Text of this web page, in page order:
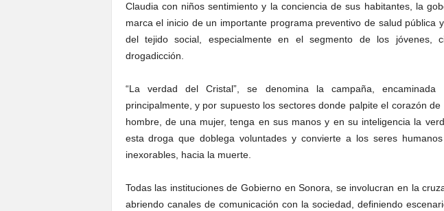
Claudia con niños sentimiento y la conciencia de sus habitantes, la
marca el inicio de un importante programa preventivo de salud pública
del tejido social, especialmente en el segmento de los jóvenes,
drogadicción.
“La verdad del Cristal”, se denomina la campaña,
principalmente, y por supuesto los sectores donde palpite el corazón
hombre, de una mujer, tenga en sus manos y en su inteligencia la
esta droga que doblega voluntades y convierte a los seres
inexorables, hacia la muerte.
Todas las instituciones de Gobierno en Sonora, se involucran en la
abriendo canales de comunicación con la sociedad, definiendo